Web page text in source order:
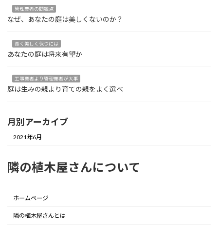
管理業者の問題点
なぜ、あなたの庭は美しくないのか？
長く美しく保つには
あなたの庭は将来有望か
工事業者より管理業者が大事
庭は生みの親より育ての親をよく選べ
月別アーカイブ
2021年6月
隣の植木屋さんについて
ホームページ
隣の植木屋さんとは